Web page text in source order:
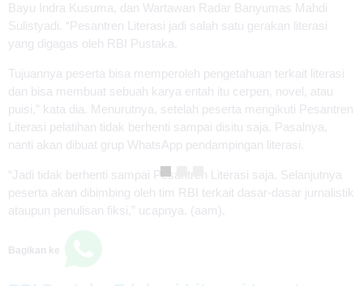
Bayu Indra Kusuma, dan Wartawan Radar Banyumas Mahdi
Sulistyadi. “Pesantren Literasi jadi salah satu gerakan literasi
yang digagas oleh RBI Pustaka.
Tujuannya peserta bisa memperoleh pengetahuan terkait literasi
dan bisa membuat sebuah karya entah itu cerpen, novel, atau
puisi,” kata dia. Menurutnya, setelah peserta mengikuti Pesantren
Literasi pelatihan tidak berhenti sampai disitu saja. Pasalnya,
nanti akan dibuat grup WhatsApp pendampingan literasi.
“Jadi tidak berhenti sampai Pesantren Literasi saja. Selanjutnya
peserta akan dibimbing oleh tim RBI terkait dasar-dasar jurnalistik
ataupun penulisan fiksi,” ucapnya. (aam).
Bagikan ke